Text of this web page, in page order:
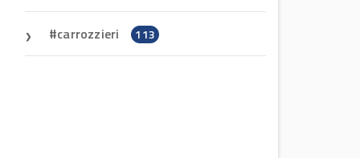
carrozzieri 113